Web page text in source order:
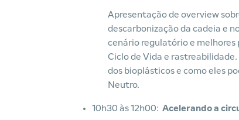
Apresentação de overview
descarbonização da cadeia e
cenário regulatório e melhores
Ciclo de Vida e
dos bioplásticos e como eles
Neutro.
10h30 às 12h00: Acelerando a